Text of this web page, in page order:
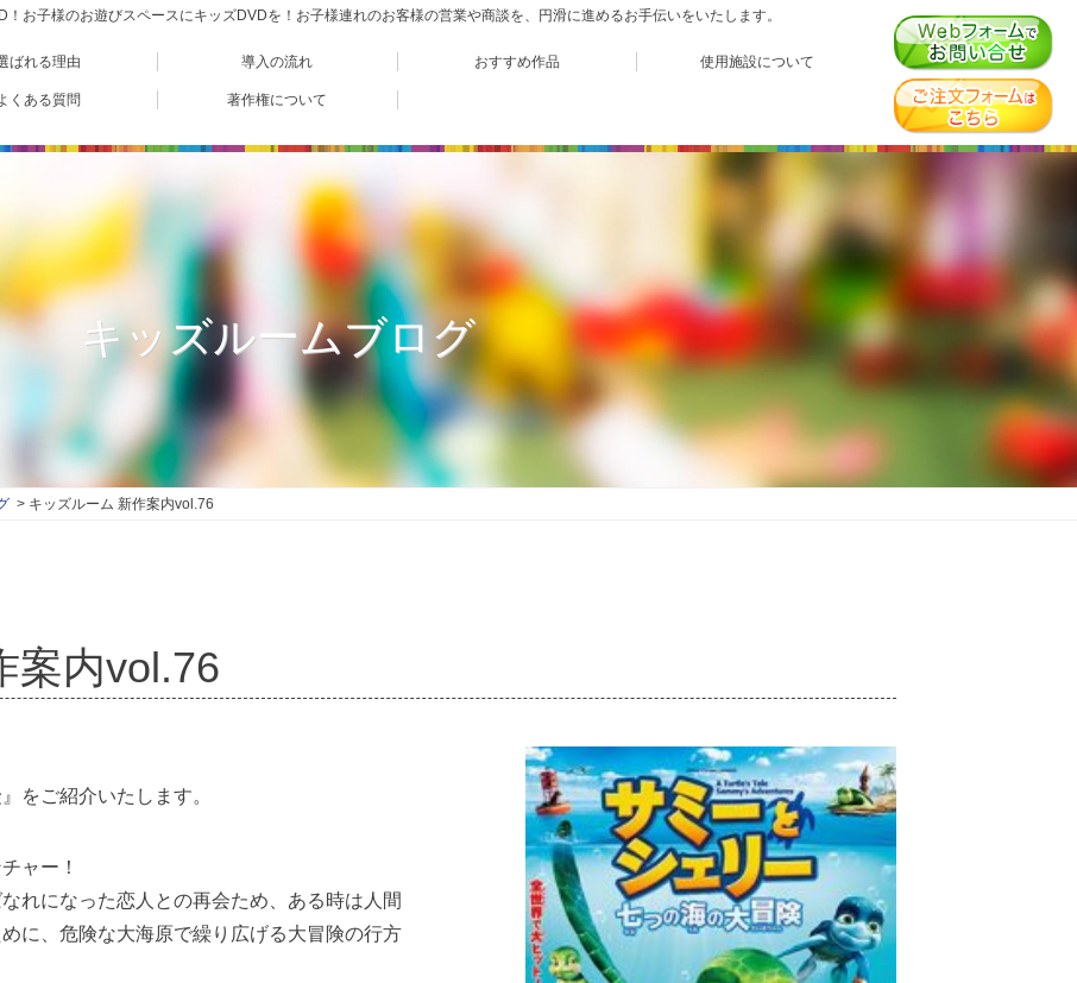
お子様のお遊びスペースにキッズDVDを！お子様連れのお客様の営業や商談を、円滑に進めるお手伝いをいたします。
ばれる理由 導入の流れ おすすめ作品 使用施設について
くある質問 著作権について
キッズルームブログ
キッズルーム 新作案内vol.76
案内vol.76
をご紹介いたします。
ャー！
れになった恋人との再会ため、ある時は人間
に、危険な大海原で繰り広げる大冒険の行方